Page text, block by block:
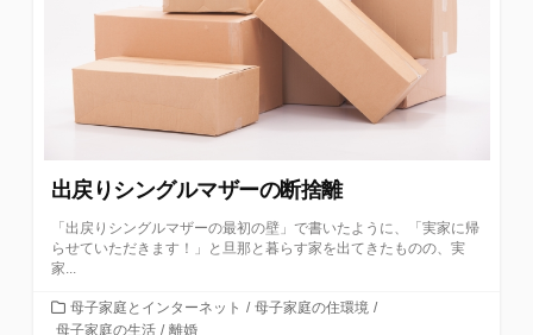
出戻りシングルマザーの断捨離
「出戻りシングルマザーの最初の壁」で書いたように、「実家に帰
らせていただきます！」と旦那と暮らす家を出てきたものの、実
家...
カ
テ
母子家庭とインターネット / 母子家庭の住環境 /
母子家庭の生活 / 離婚